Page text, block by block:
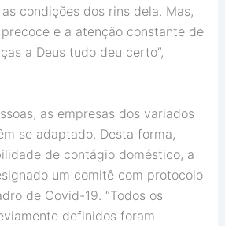
condições dos rins dela. Mas,
e a atenção constante de
a Deus tudo deu certo”,
as empresas dos variados
se adaptado. Desta forma,
de contágio doméstico, a
um comitê com protocolo
de Covid-19. “Todos os
definidos foram